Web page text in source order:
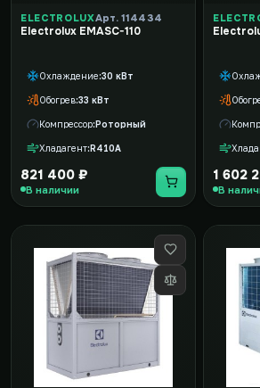
ELECTROLUXАрт. 114434
Electrolux EMASC-110
Охлаждение 30 кВт
Обогрев 33 кВт
Компрессор Роторный
Хладагент R410A
821 400 ₽
В наличии
1 602
В